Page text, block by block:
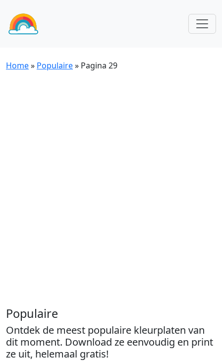
Home» Populaire» Pagina 29
Populaire
Ontdek de meest populaire kleurplaten van
dit moment. Download ze eenvoudig en print
ze uit, helemaal gratis!